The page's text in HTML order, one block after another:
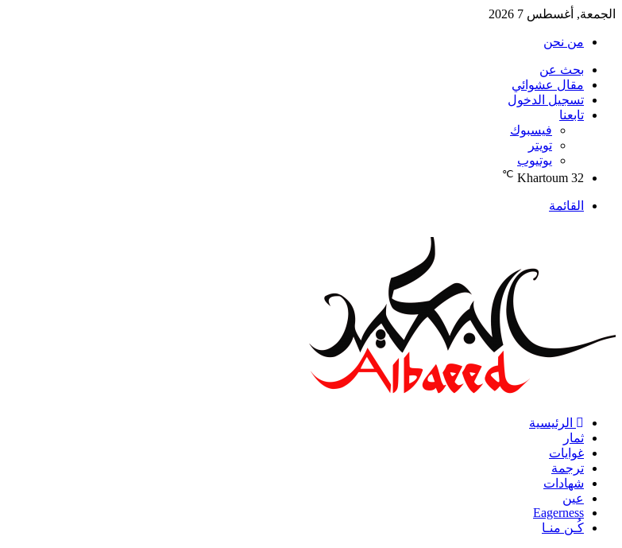
الجمعة, أغسطس 7 2026
من نحن
بحث عن
مقال عشوائي
تسجيل الدخول
تابعنا
فيسبوك
تويتر
يوتيوب
Khartoum 32
℃
القائمة
الرئيسية
ثمار
غوايات
ترجمة
شهادات
عين
Eagerness
كُـن منـا